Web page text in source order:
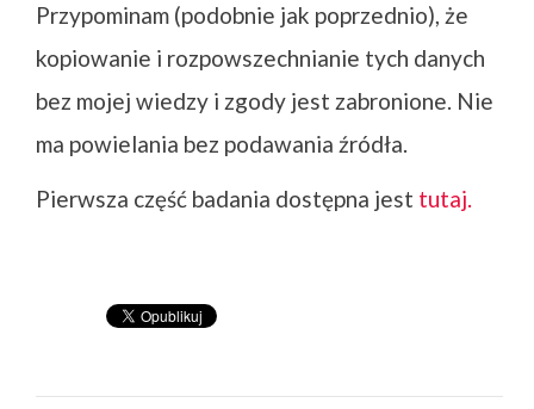
Przypominam (podobnie jak poprzednio), że
kopiowanie i rozpowszechnianie tych danych
bez mojej wiedzy i zgody jest zabronione. Nie
ma powielania bez podawania źródła.
Pierwsza część badania dostępna jest tutaj.